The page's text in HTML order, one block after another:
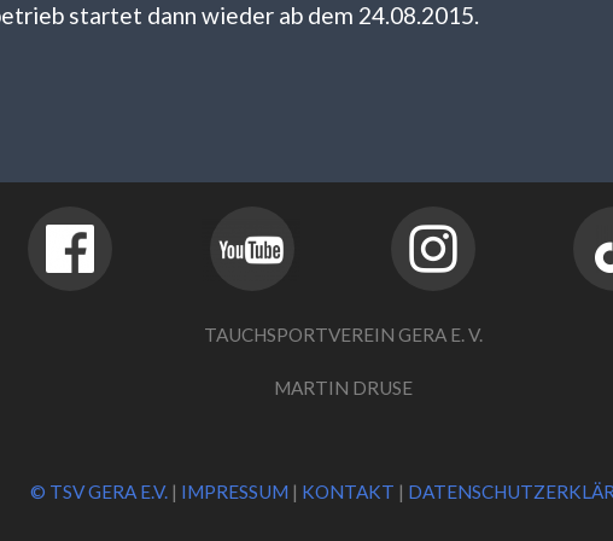
startet dann wieder ab dem 24.08.2015.
TAUCHSPORTVEREIN GERA E. V.
MARTIN DRUSE
© TSV GERA E.V.| IMPRESSUM | KONTAKT |